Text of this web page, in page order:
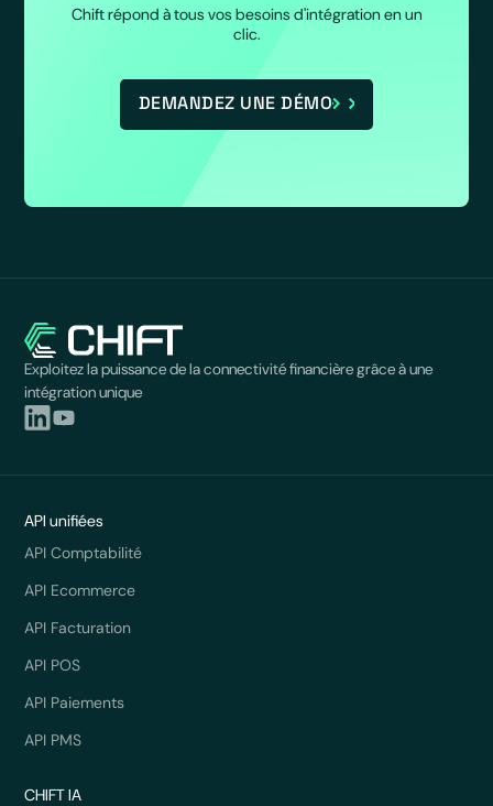
Chift répond à tous vos besoins d'intégration en un
clic.
DEMANDEZ UNE DÉMO
Exploitez la puissance de la connectivité financière grâce à une
intégration unique
API unifiées
API Comptabilité
API Ecommerce
API Facturation
API POS
API Paiements
API PMS
CHIFT IA